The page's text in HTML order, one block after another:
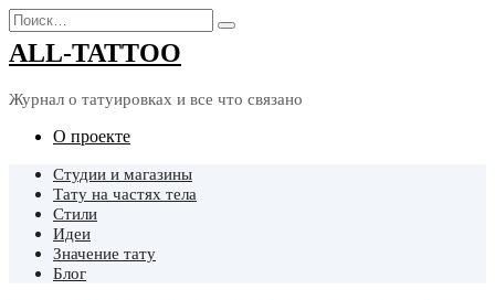
Перейти
к
содержанию
Search
for:
ALL-TATTOO
Журнал о татуировках и все что связано
О проекте
Cтудии и магазины
Тату на частях тела
Стили
Идеи
Значение тату
Блог